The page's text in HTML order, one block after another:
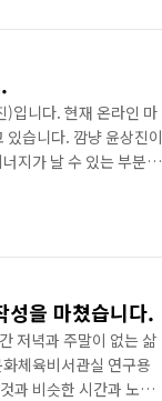
다운로드 하기 Go Go!!!
)입니다. 현재 온라인 마
습니다. 깜냥 윤상진이
지가 날 수 있는 부분들
관, 지자체 SNS 운영
성을 마쳤습니다.
저녁과 주말이 없는 삶
체육비서관실 연구용
과 비슷한 시간과 노력